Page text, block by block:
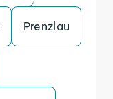
Prenzlau